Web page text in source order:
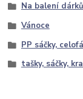
Na balení dárků
Vánoce
PP sáčky,
tašky, sáčky,